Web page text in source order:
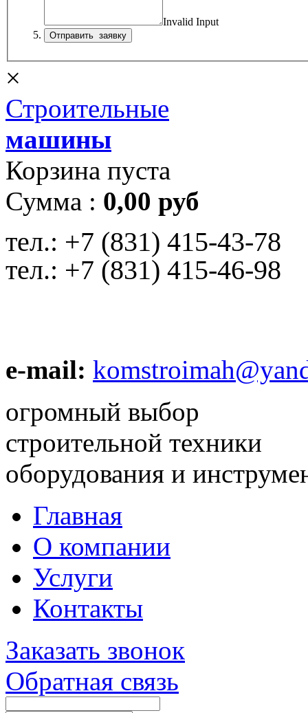
Invalid Input
×
Строительные
машины
Корзина пуста
Сумма : 0,00 руб
тел.: +7 (831) 415-43-78
тел.: +7 (831) 415-46-98
e-mail:
огромный выбор
строительной техники
оборудования и
Главная
О компании
Услуги
Контакты
Заказать звонок
Обратная связь